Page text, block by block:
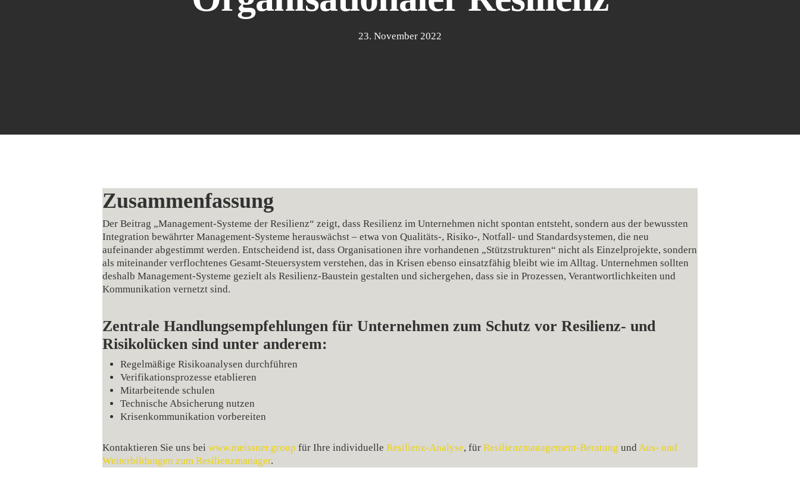
23. November 2022
Zusammenfassung
Der Beitrag „Management‑Systeme der Resilienz“ zeigt, dass Resilienz im Unternehmen nicht spontan entsteht, sondern aus der bewussten
Integration bewährter Management‑Systeme herauswächst – etwa von Qualitäts‑, Risiko‑, Notfall‑ und Standardsystemen, die neu
aufeinander abgestimmt werden. Entscheidend ist, dass Organisationen ihre vorhandenen „Stützstrukturen“ nicht als Einzelprojekte, sondern
als miteinander verflochtenes Gesamt‑Steuersystem verstehen, das in Krisen ebenso einsatzfähig bleibt wie im Alltag. Unternehmen sollten
deshalb Management‑Systeme gezielt als Resilienz‑Baustein gestalten und sichergehen, dass sie in Prozessen, Verantwortlichkeiten und
Kommunikation vernetzt sind.
Zentrale Handlungsempfehlungen für Unternehmen zum Schutz vor Resilienz‑ und
Risikolücken sind unter anderem:
Regelmäßige Risikoanalysen durchführen
Verifikationsprozesse etablieren
Mitarbeitende schulen
Technische Absicherung nutzen
Krisenkommunikation vorbereiten
Kontaktieren Sie uns beiwww.meissner.group für Ihre individuelleResilienz-Analyse, fürResilienzmanagement-Beratung und Aus- und
Weiterbildungen zum Resilienzmanager.